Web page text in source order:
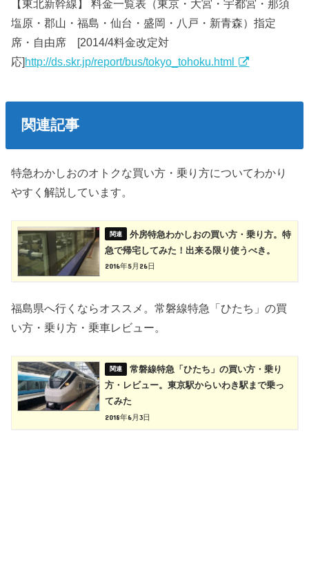
【東北新幹線】 料金一覧表（東京・大宮・宇都宮・那須
塩原・郡山・福島・仙台・盛岡・八戸・新青森）指定
席・自由席 [2014/4料金改定対
応] http://ds.skr.jp/report/bus/tokyo_tohoku.html
関連記事
特急わかしおのオトクな買い方・乗り方についてわかり
やすく解説しています。
外房特急わかしおの買い方・乗り方。特
急で帰宅してみた！出来る限り使うべき。
2016年5月26日
福島県へ行くならオススメ。常磐線特急「ひたち」の買
い方・乗り方・乗車レビュー。
常磐線特急「ひたち」の買い方・乗り
方・レビュー。東京駅からいわき駅まで乗っ
てみた
2018年6月3日